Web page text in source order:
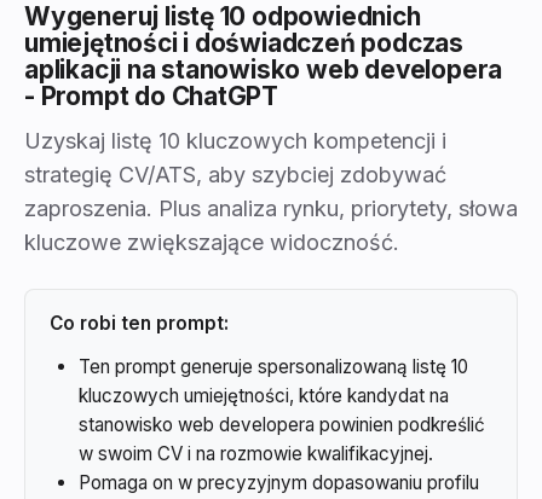
Wygeneruj listę 10 odpowiednich
umiejętności i doświadczeń podczas
aplikacji na stanowisko web developera
- Prompt do ChatGPT
Uzyskaj listę 10 kluczowych kompetencji i
strategię CV/ATS, aby szybciej zdobywać
zaproszenia. Plus analiza rynku, priorytety, słowa
kluczowe zwiększające widoczność.
Co robi ten prompt:
Ten prompt generuje spersonalizowaną listę 10
kluczowych umiejętności, które kandydat na
stanowisko web developera powinien podkreślić
w swoim CV i na rozmowie kwalifikacyjnej.
Pomaga on w precyzyjnym dopasowaniu profilu